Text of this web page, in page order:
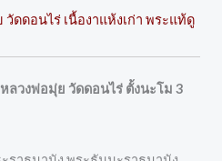
ดดอนไร่ เนื้องาแห้งเก่า พระแท้ดู
ลวงพ่อมุ่ย วัดดอนไร่ ตั้งนะโม 3